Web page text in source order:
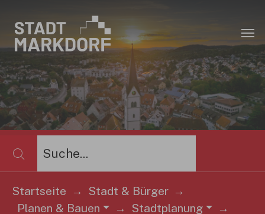
Startseite
Stadt & Bürger
Planen & Bauen
Stadtplanung
×